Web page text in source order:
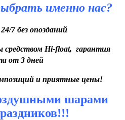
именно нас?
7 без опозданий
средством Hi-float, гарантия
от 3 дней
и приятные цены!
шарами